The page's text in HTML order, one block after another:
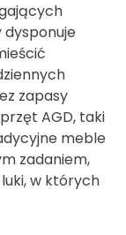
dysponuje
zapasy
AGD, taki
meble
zadaniem,
w których